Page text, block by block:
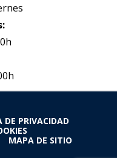
DE PRIVACIDAD
MAPA DE SITIO